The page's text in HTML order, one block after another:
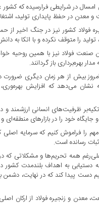
در شرایطی فرارسیده که
در حفظ پایداری تولید،
فولاد کشور نیز در جنگ اخیر از
را متوقف نکرده و با اتکا به
صنعت فولاد نیز با همین روحیه
بهره‌برداری باز گردانند.
بیش از هر زمان دیگری ضرورت
نشان می‌دهد که افزایش
ظرفیت‌های انسانی ارزشمند
خود را در بازارهای منطقه‌ای و
را فراموش کنیم که سرمایه
رسانده است.
همه تحریم‌ها و مشکلاتی که
دستیابی به اهداف بلندمدت
پیدا کند که در نهایت، دشمن
معدن و زنجیره فولاد از ارکان